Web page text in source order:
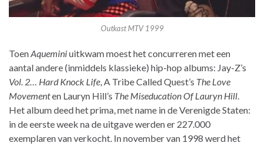
Outkast MTV 1999
ToenAqueminiuitkwam moest het concurreren met een
aantal andere (inmiddels klassieke) hip-hop albums: Jay-Z’s
Vol. 2… Hard Knock Life , A Tribe Called Quest’s The Love
Movementen Lauryn Hill’s The Miseducation Of Lauryn Hill
Het album deed het prima, met name in de Verenigde Staten:
in de eerste week na de uitgave werden er 227.000
exemplaren van verkocht. In november van 1998 werd het